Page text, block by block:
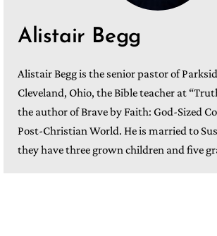
Alistair Begg
Alistair Begg is the senior pastor of
Cleveland, Ohio, the Bible teacher at
the author of Brave by Faith: God-Sized
Post-Christian World. He is married to
they have three grown children and five